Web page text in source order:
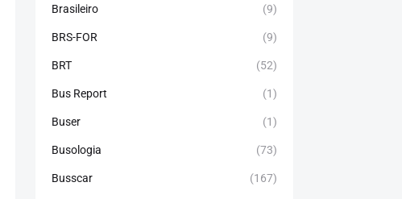
Brasileiro (9)
BRS-FOR (9)
BRT (52)
Bus Report (1)
Buser (1)
Busologia (73)
Busscar (167)